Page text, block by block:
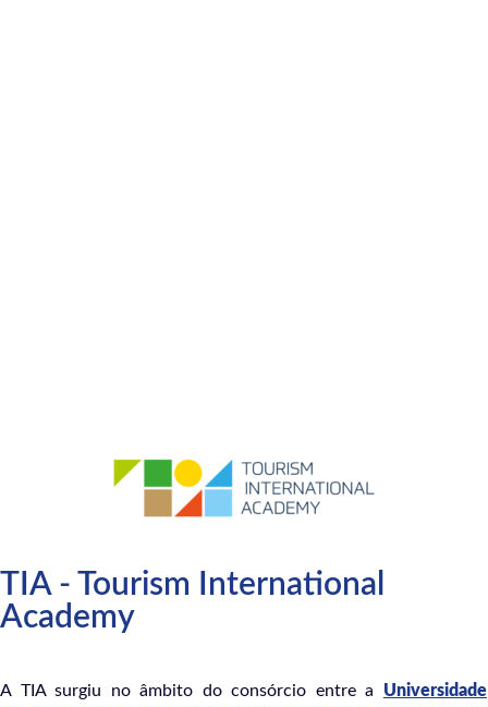
TIA - Tourism International
Academy
A TIA surgiu no âmbito do consórcio entre a Universidade